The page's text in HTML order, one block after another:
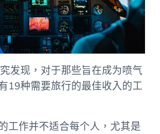
发现，对于那些旨在成为喷气
19种需要旅行的最佳收入的工
工作并不适合每个人，尤其是